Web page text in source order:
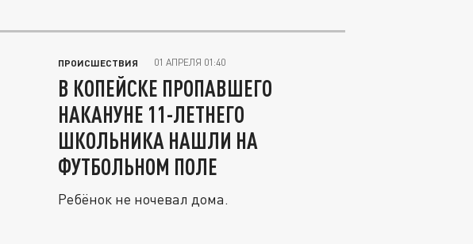
ПРОИСШЕСТВИЯ 01 АПРЕЛЯ 01:40
В КОПЕЙСКЕ ПРОПАВШЕГО
НАКАНУНЕ 11-ЛЕТНЕГО
ШКОЛЬНИКА НАШЛИ НА
ФУТБОЛЬНОМ ПОЛЕ
Ребёнок не ночевал дома.